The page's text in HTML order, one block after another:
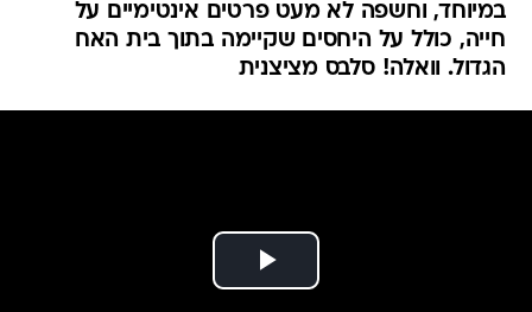
במיוחד, וחשפה לא מעט פרטים אינטימיים על
חייה, כולל על היחסים שקיימה בתוך בית האח
הגדול. וואלה! סלבס מציצנית